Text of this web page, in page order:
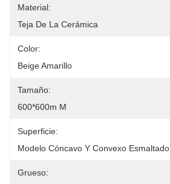
Material:
Teja De La Cerámica
Color:
Beige Amarillo
Tamaño:
600*600m M
Superficie:
Modelo Cóncavo Y Convexo Esmaltado
Grueso: